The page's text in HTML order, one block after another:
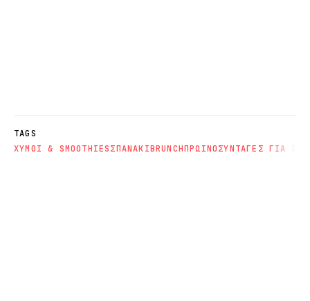
TAGS
ΧΥΜΟΙ & SMOOTHIESΣΠΑΝΑΚΙBRUNCHΠΡΩΙΝΟΣΥΝΤΑΓΕΣ ΓΙΑ